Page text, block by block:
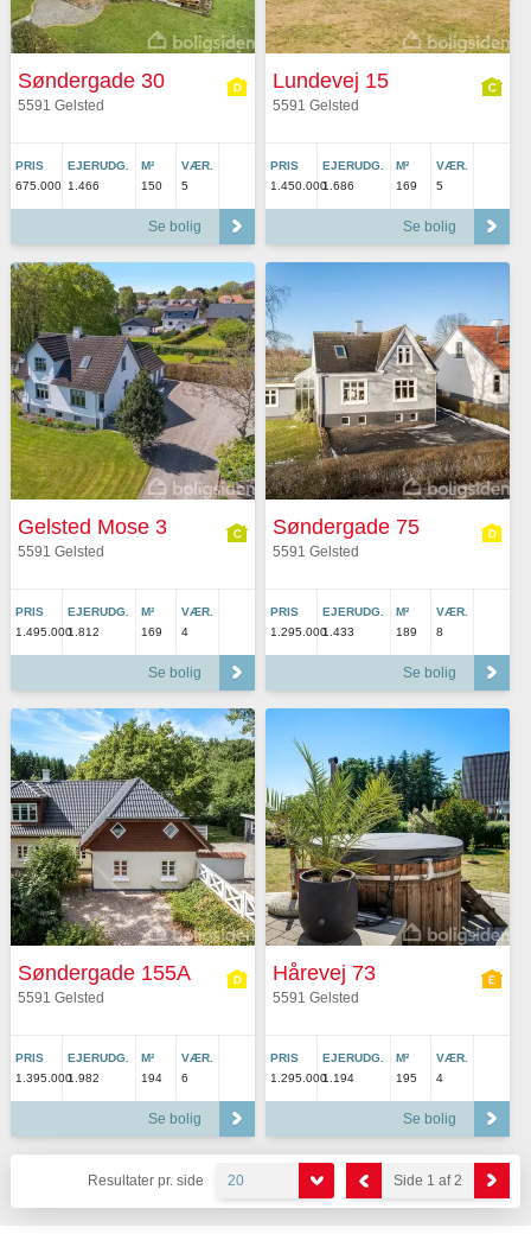
Søndergade 30
5591 Gelsted
PRIS
675.000
EJERUDG.
1.466
M²
150
VÆR.
5
Se bolig
Lundevej 15
5591 Gelsted
PRIS
1.450.000
EJERUDG.
1.686
M²
169
VÆR.
5
Se bolig
Gelsted Mose 3
5591 Gelsted
PRIS
1.495.000
EJERUDG.
1.812
M²
169
VÆR.
4
Se bolig
Søndergade 75
5591 Gelsted
PRIS
1.295.000
EJERUDG.
1.433
M²
189
VÆR.
8
Se bolig
Søndergade 155A
5591 Gelsted
PRIS
1.395.000
EJERUDG.
1.982
M²
194
VÆR.
6
Se bolig
Hårevej 73
5591 Gelsted
PRIS
1.295.000
EJERUDG.
1.194
M²
195
VÆR.
4
Se bolig
Resultater pr. side 20 Side 1 af 2